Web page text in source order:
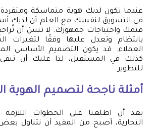
عندما تكون لديك هوية متماسكة
في التسويق لنفسك مع العلم أن لديك
قيمك واحتياجات جمهورك. لا تنسَ أن تُراجع
بانتظام وتعدل عليها وفقًا لتغيرات
العملاء. قد يكون التصميم الأساسي
كذلك في المستقبل، لذا عليك أن
للتطوير.
أمثلة ناجحة لتصميم الهوية
بعد أن اطلعنا على الخطوات اللازمة
التجارية، أصبح من المفيد أن نتناول بعض